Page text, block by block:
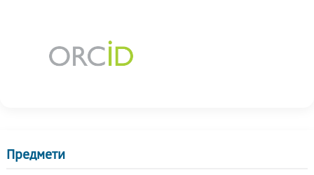
Предмети